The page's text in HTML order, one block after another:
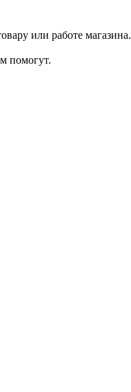
или работе магазина.
помогут.